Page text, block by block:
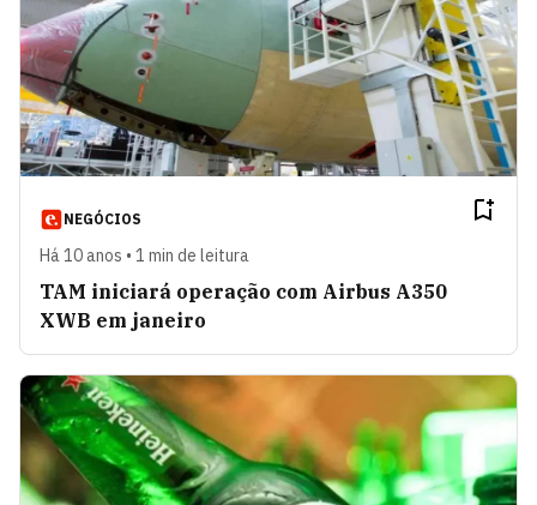
NEGÓCIOS
Há 10 anos • 1 min de leitura
TAM iniciará operação com Airbus A350
XWB em janeiro